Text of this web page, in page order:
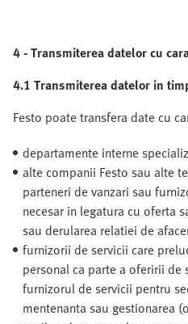
4 - Transmiterea datelor cu
4.1 Transmiterea datelor in
Festo poate transfera date cu
departamente interne
alte companii Festo sau alte
parteneri de vanzari sau
necesar in legatura cu oferta
sau derularea relatiei de
furnizorii de servicii care
personal ca parte a oferirii de
furnizorul de servicii pentru
mentenanta sau gestionarea